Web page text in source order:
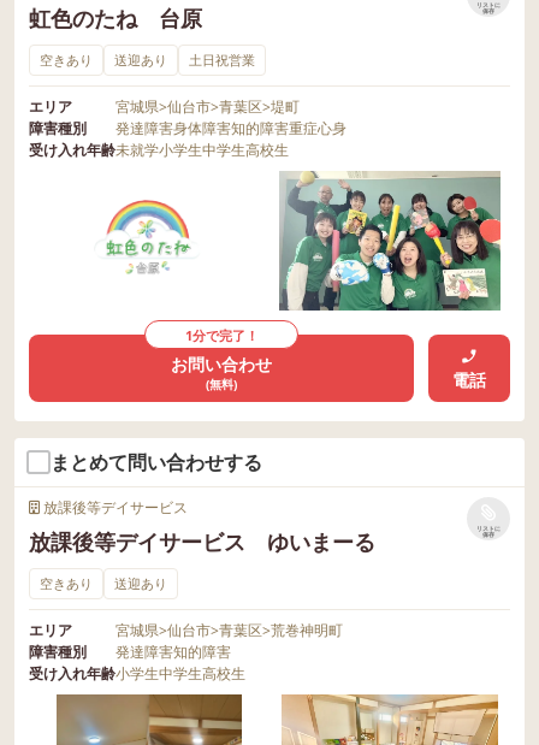
虹色のたね 台原
リストに
保存
空きあり 送迎あり 土日祝営業
エリア 宮城県>仙台市>青葉区>堤町
障害種別
発達障害身体障害知的障害重症心身
受け入れ年齢未就学小学生中学生高校生
1分で完了！
お問い合わせ
(無料) 電話
まとめて問い合わせする
放課後等デイサービス
放課後等デイサービス ゆいまーる
リストに
保存
空きあり 送迎あり
エリア 宮城県>仙台市>青葉区>荒巻神明町
障害種別
発達障害知的障害
受け入れ年齢小学生中学生高校生